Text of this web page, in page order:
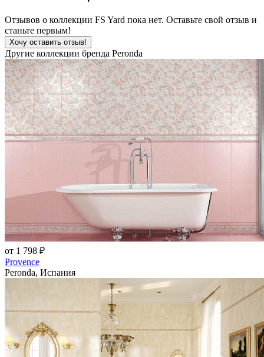
Отзывов о коллекции FS Yard пока нет. Оставьте свой отзыв и
станьте первым!
Хочу оставить отзыв!
Другие коллекции бренда Peronda
от 1 798 ₽
Provence
Peronda, Испания